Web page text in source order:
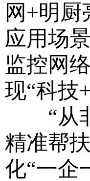
网+明
应用场
监控网
现“科技
“从非
精准帮
化“一企